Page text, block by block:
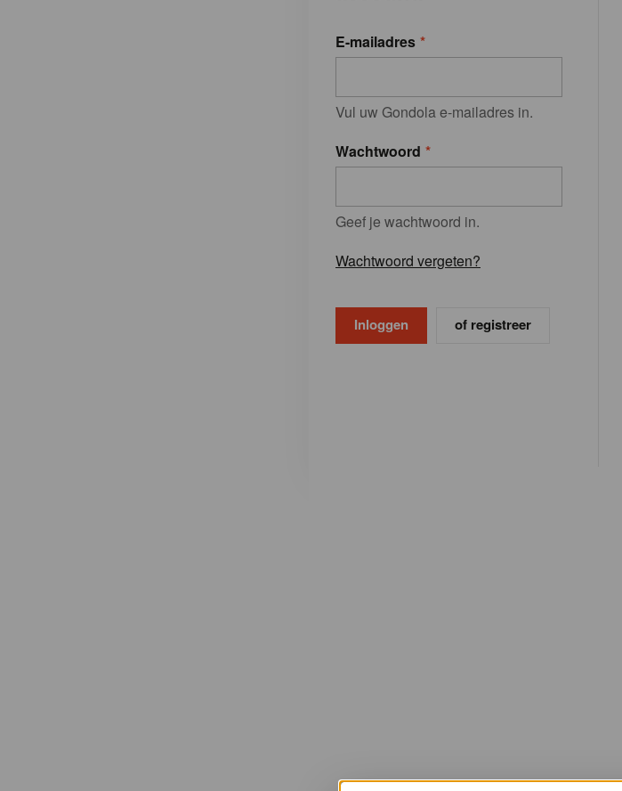
E-mailadres
Vul uw Gondola e-mailadres in.
Wachtwoord
Geef je wachtwoord in.
Wachtwoord vergeten?
of registreer